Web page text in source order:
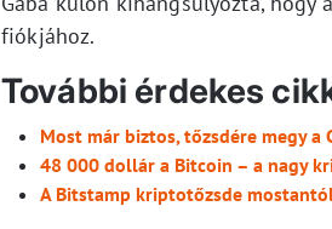
fiókjához.
További érdekes
Most már biztos, tőzsdére megy a
48 000 dollár a Bitcoin – a nagy
A Bitstamp kriptotőzsde